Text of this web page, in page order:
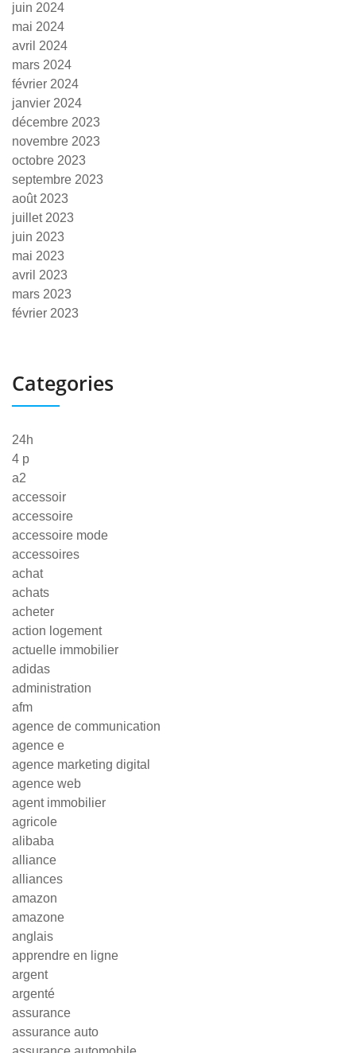
juin 2024
mai 2024
avril 2024
mars 2024
février 2024
janvier 2024
décembre 2023
novembre 2023
octobre 2023
septembre 2023
août 2023
juillet 2023
juin 2023
mai 2023
avril 2023
mars 2023
février 2023
Categories
24h
4 p
a2
accessoir
accessoire
accessoire mode
accessoires
achat
achats
acheter
action logement
actuelle immobilier
adidas
administration
afm
agence de communication
agence e
agence marketing digital
agence web
agent immobilier
agricole
alibaba
alliance
alliances
amazon
amazone
anglais
apprendre en ligne
argent
argenté
assurance
assurance auto